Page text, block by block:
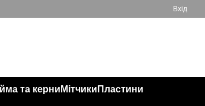
Вхід
та керни Мітчики Пластини